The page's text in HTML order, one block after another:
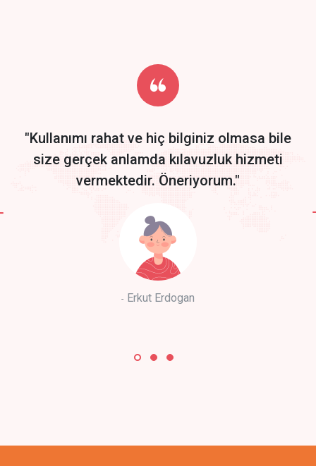
Start by trying our service for 30 days free trial no credit card
required.
"Kullanımı rahat ve hiç bilginiz olmasa bile
size gerçek anlamda kılavuzluk hizmeti
vermektedir. Öneriyorum."
Erkut Erdogan